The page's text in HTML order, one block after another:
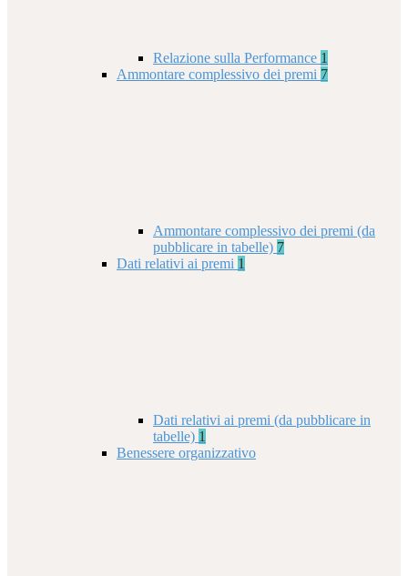
Relazione sulla Performance 1
Ammontare complessivo dei premi 7
Ammontare complessivo dei premi (da
pubblicare in tabelle) 7
Dati relativi ai premi 1
Dati relativi ai premi (da pubblicare in
tabelle) 1
Benessere organizzativo